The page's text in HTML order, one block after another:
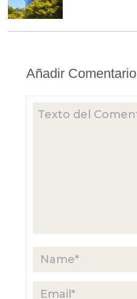
Añadir Comentario